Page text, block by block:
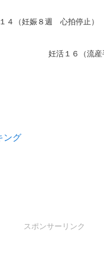
４（妊娠８週 心拍停止）
妊活１６（流産
ング
スポンサーリンク